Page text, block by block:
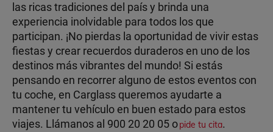
las ricas tradiciones del país y brinda una
experiencia inolvidable para todos los que
participan. ¡No pierdas la oportunidad de vivir estas
fiestas y crear recuerdos duraderos en uno de los
destinos más vibrantes del mundo! Si estás
pensando en recorrer alguno de estos eventos con
tu coche, en Carglass queremos ayudarte a
mantener tu vehículo en buen estado para estos
viajes. Llámanos al 900 20 20 05 opide tu cita.